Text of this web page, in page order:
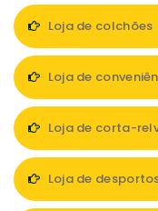
Loja de colchões
Loja de
Loja de corta-
Loja de